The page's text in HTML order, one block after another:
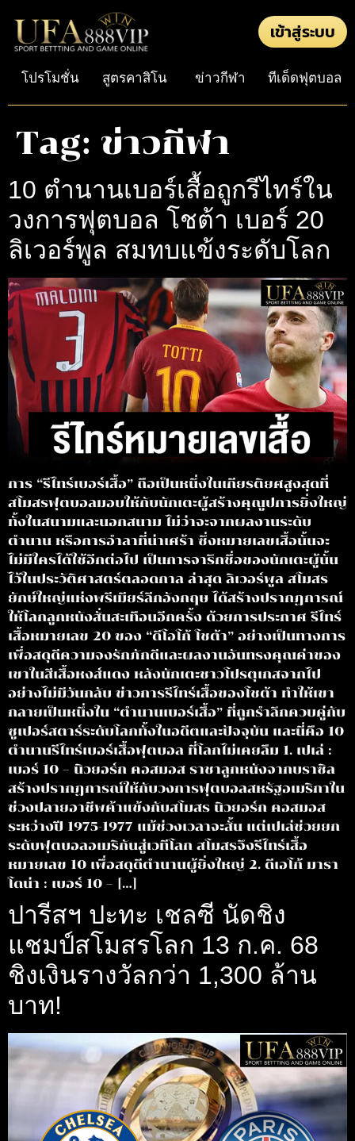
เข้าสู่ระบบ
โปรโมชั่น สูตรคาสิโน ข่าวกีฬา ทีเด็ดฟุตบอล
Tag: ข่าวกีฬา
10 ตำนานเบอร์เสื้อถูกรีไทร์ใน
วงการฟุตบอล โชต้า เบอร์ 20
ลิเวอร์พูล สมทบแข้งระดับโลก
การ “รีไทร์เบอร์เสื้อ” ถือเป็นหนึ่งในเกียรติยศสูงสุดที่
สโมสรฟุตบอลมอบให้กับนักเตะผู้สร้างคุณูปการยิ่งใหญ่
ทั้งในสนามและนอกสนาม ไม่ว่าจะจากผลงานระดับ
ตำนาน หรือการอำลาที่น่าเศร้า ซึ่งหมายเลขเสื้อนั้นจะ
ไม่มีใครได้ใช้อีกต่อไป เป็นการจารึกชื่อของนักเตะผู้นั้น
ไว้ในประวัติศาสตร์ตลอดกาล ล่าสุด ลิเวอร์พูล สโมสร
ยักษ์ใหญ่แห่งพรีเมียร์ลีกอังกฤษ ได้สร้างปรากฏการณ์
ให้โลกลูกหนังสั่นสะเทือนอีกครั้ง ด้วยการประกาศ รีไทร์
เสื้อหมายเลข 20 ของ “ดีโอโก้ โชต้า” อย่างเป็นทางการ
เพื่อสดุดีความจงรักภักดีและผลงานอันทรงคุณค่าของ
เขาในสีเสื้อหงส์แดง หลังนักเตะชาวโปรตุเกสจากไป
อย่างไม่มีวันกลับ ข่าวการรีไทร์เสื้อของโชต้า ทำให้เขา
กลายเป็นหนึ่งใน “ตำนานเบอร์เสื้อ” ที่ถูกรำลึกควบคู่กับ
ซูเปอร์สตาร์ระดับโลกทั้งในอดีตและปัจจุบัน และนี่คือ 10
ตำนานรีไทร์เบอร์เสื้อฟุตบอล ที่โลกไม่เคยลืม 1. เปเล่ :
เบอร์ 10 – นิวยอร์ก คอสมอส ราชาลูกหนังจากบราซิล
สร้างปรากฏการณ์ให้กับวงการฟุตบอลสหรัฐอเมริกาใน
ช่วงปลายอาชีพค้าแข้งกับสโมสร นิวยอร์ก คอสมอส
ระหว่างปี 1975-1977 แม้ช่วงเวลาจะสั้น แต่เปเล่ช่วยยก
ระดับฟุตบอลอเมริกันสู่เวทีโลก สโมสรจึงรีไทร์เสื้อ
หมายเลข 10 เพื่อสดุดีตำนานผู้ยิ่งใหญ่ 2. ดีเอโก้ มารา
โดน่า : เบอร์ 10 – […]
ปารีสฯ ปะทะ เชลซี นัดชิง
แชมป์สโมสรโลก 13 ก.ค. 68
ชิงเงินรางวัลกว่า 1,300 ล้าน
บาท!